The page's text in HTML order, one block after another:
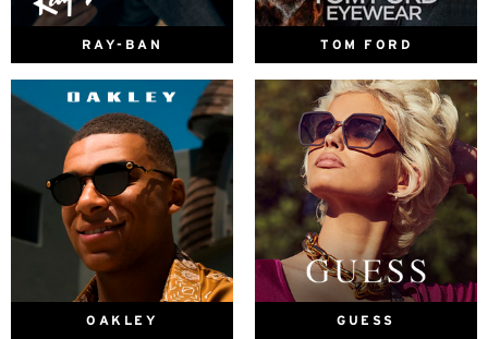
RAY-BAN TOM FORD
OAKLEY GUESS